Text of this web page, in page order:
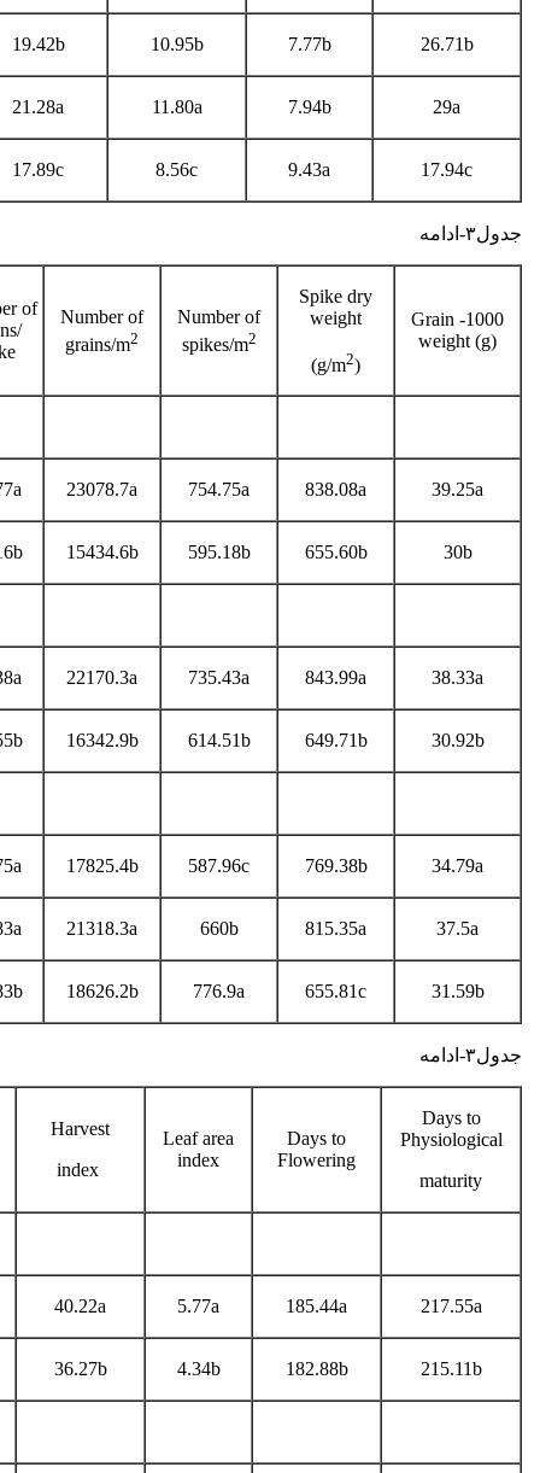
26.71b
7.77b
10.95b
19.42b
29a
7.94b
11.80a
21.28a
17.94c
9.43a
8.56c
17.89c
جدول۳-ادامه
1000- Grain
weight (g)
Spike dry
weight
(g/m
2
)
Number of
spikes/m2
Number of
grains/m2
of
39.25a
838.08a
754.75a
23078.7a
30b
655.60b
595.18b
15434.6b
38.33a
843.99a
735.43a
22170.3a
30.92b
649.71b
614.51b
16342.9b
34.79a
769.38b
587.96c
17825.4b
37.5a
815.35a
660b
21318.3a
31.59b
655.81c
776.9a
18626.2b
جدول۳-ادامه
Days to
Physiological
maturity
Days to
Flowering
Leaf area
index
Harvest
217.55a
185.44a
5.77a
40.22a
215.11b
182.88b
4.34b
36.27b